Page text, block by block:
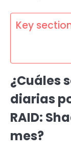
Key
¿Cuáles
diarias
RAID:
mes?